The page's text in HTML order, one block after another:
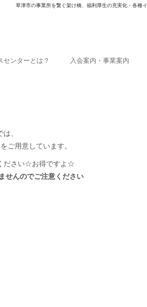
草津市の事業所を繋ぐ架け橋、福利厚生の充実化・各種
センターとは？ 入会案内・事業案内
、
ご用意しています。
ださい☆お得ですよ☆
せんのでご注意ください